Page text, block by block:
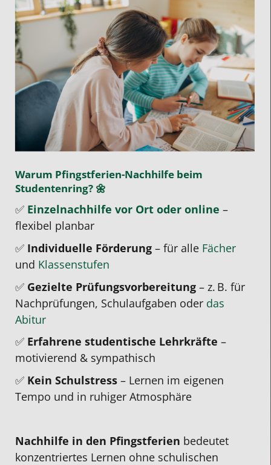
Warum Pfingstferien-Nachhilfe beim
Studentenring? 🌼
✅ Einzelnachhilfe vor Ort oder online –
flexibel planbar
✅ Individuelle Förderung – für alle Fächer
und Klassenstufen
✅ Gezielte Prüfungsvorbereitung – z. B. für
Nachprüfungen, Schulaufgaben oder das
Abitur
✅ Erfahrene studentische Lehrkräfte –
motivierend & sympathisch
✅ Kein Schulstress – Lernen im eigenen
Tempo und in ruhiger Atmosphäre
Nachhilfe in den Pfingstferien bedeutet
konzentriertes Lernen ohne schulischen